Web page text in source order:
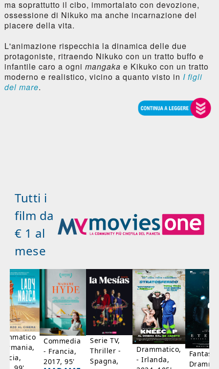
ma soprattutto il cibo, immortalato con devozione,
ossessione di Nikuko ma anche incarnazione del
piacere della vita.
L'animazione rispecchia la dinamica delle due
protagoniste, ritraendo Nikuko con un tratto buffo e
infantile caro a ogni mangaka e Kikuko con un tratto
moderno e realistico, vicino a quanto visto in I figli
del mare.
Tutti i
film da
€ 1 al
mese
Commedia
- Francia,
2017, 95'
Serie TV,
Thriller -
Spagna,
Drammatico,
- Irlanda,